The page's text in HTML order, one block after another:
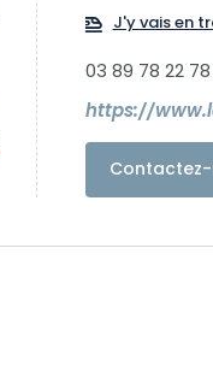
J'y vais en
03 89 78 22 78
https://